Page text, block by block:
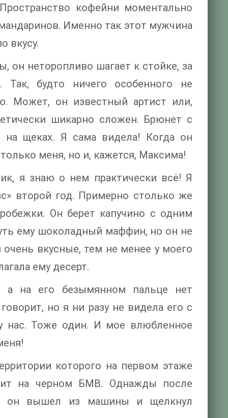
кофейни моментально
Именно так этот мужчина
вкусу.
он неторопливо шагает к стойке, за
будто ничего особенного не
Может, он известный артист или,
шикарно сложен. Брюнет с
щеках. Я сама видела! Когда он
меня, но и, кажется, Максима!
я знаю о нем практически всё! Я
второй год. Примерно столько же
Он берет капучино с одним
ему шоколадный маффин, но он не
вкусные, тем не менее у моего
ему десерт.
а на его безымянном пальце нет
но я ни разу не видела его с
нас. Тоже один. И мое влюбленное
которого на первом этаже
на черном БМВ. Однажды после
он вышел из машины и щелкнул